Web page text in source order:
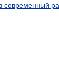
современный